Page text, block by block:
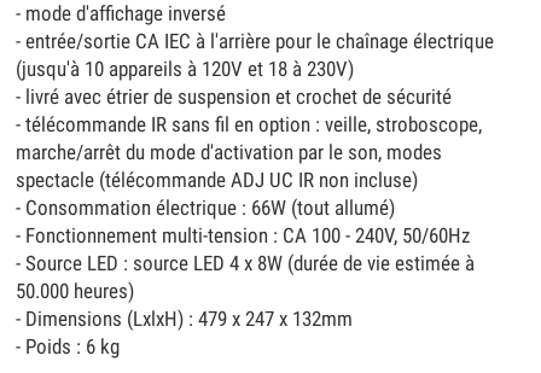
- mode d'affichage inversé
- entrée/sortie CA IEC à l'arrière pour le chaînage électrique
(jusqu'à 10 appareils à 120V et 18 à 230V)
- livré avec étrier de suspension et crochet de sécurité
- télécommande IR sans fil en option : veille, stroboscope,
marche/arrêt du mode d'activation par le son, modes
spectacle (télécommande ADJ UC IR non incluse)
- Consommation électrique : 66W (tout allumé)
- Fonctionnement multi-tension : CA 100 - 240V, 50/60Hz
- Source LED : source LED 4 x 8W (durée de vie estimée à
50.000 heures)
- Dimensions (LxlxH) : 479 x 247 x 132mm
- Poids : 6 kg